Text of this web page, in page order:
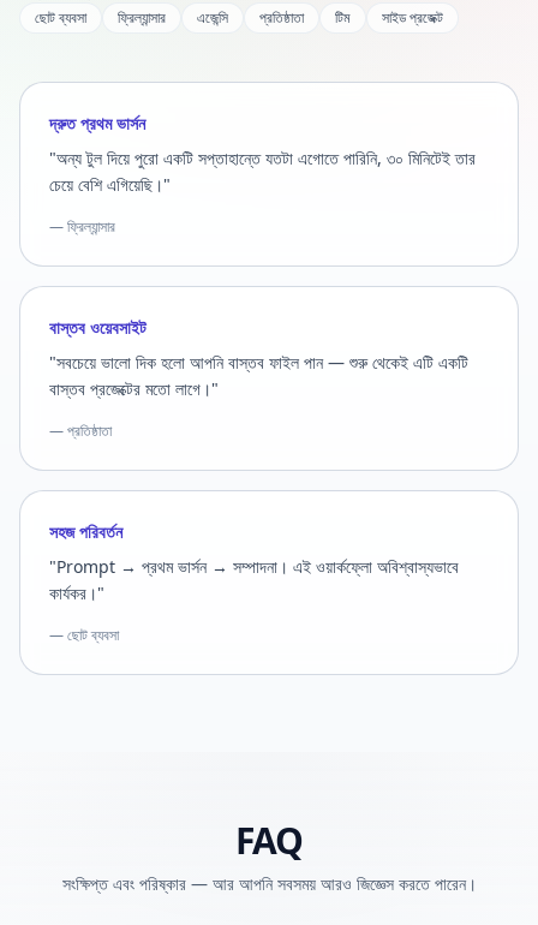
ছোট ব্যবসা ফ্রিল্যান্সার এজেন্সি প্রতিষ্ঠাতা টিম সাইড প্রজেক্ট
দ্রুত প্রথম ভার্সন
"অন্য টুল দিয়ে পুরো একটি সপ্তাহান্তে যতটা এগোতে পারিনি, ৩০ মিনিটেই তার
চেয়ে বেশি এগিয়েছি।"
— ফ্রিল্যান্সার
বাস্তব ওয়েবসাইট
"সবচেয়ে ভালো দিক হলো আপনি বাস্তব ফাইল পান — শুরু থেকেই এটি একটি
বাস্তব প্রজেক্টের মতো লাগে।"
— প্রতিষ্ঠাতা
সহজ পরিবর্তন
"Prompt → প্রথম ভার্সন → সম্পাদনা। এই ওয়ার্কফ্লো অবিশ্বাস্যভাবে
কার্যকর।"
— ছোট ব্যবসা
FAQ
সংক্ষিপ্ত এবং পরিষ্কার — আর আপনি সবসময় আরও জিজ্ঞেস করতে পারেন।